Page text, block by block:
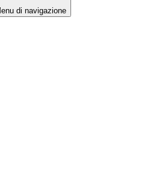
di navigazione